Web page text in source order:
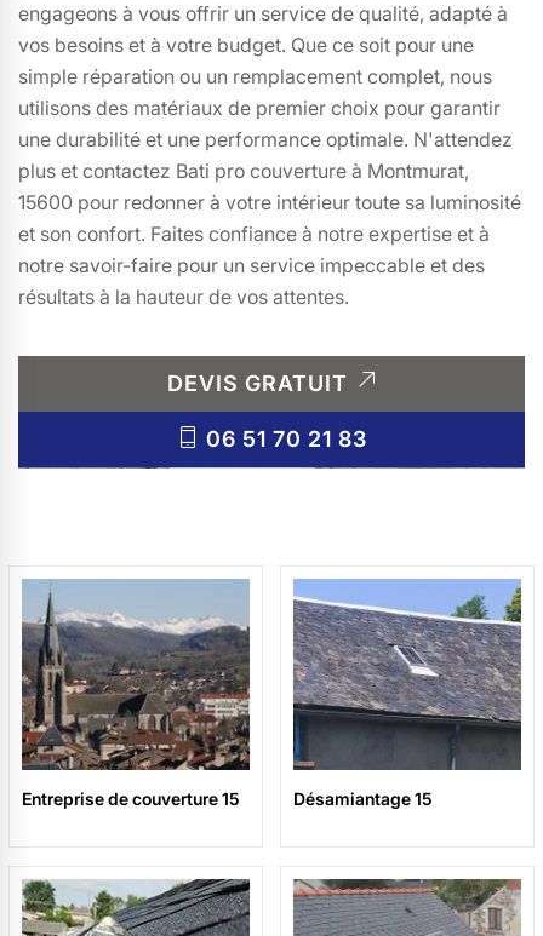
engageons à vous offrir un service de qualité, adapté à
vos besoins et à votre budget. Que ce soit pour une
simple réparation ou un remplacement complet, nous
utilisons des matériaux de premier choix pour garantir
une durabilité et une performance optimale. N'attendez
plus et contactez Bati pro couverture à Montmurat,
15600 pour redonner à votre intérieur toute sa luminosité
et son confort. Faites confiance à notre expertise et à
notre savoir-faire pour un service impeccable et des
résultats à la hauteur de vos attentes.
DEVIS GRATUIT
06 51 70 21 83
Entreprise de couverture 15 Désamiantage 15